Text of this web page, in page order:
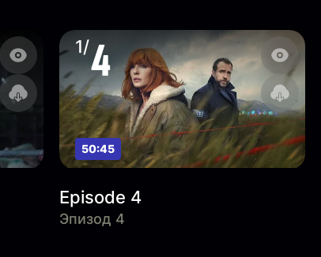
1/4
50:45
Episode 4
Эпизод 4